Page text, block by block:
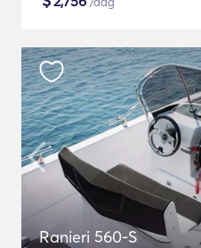
Ranieri 560-S